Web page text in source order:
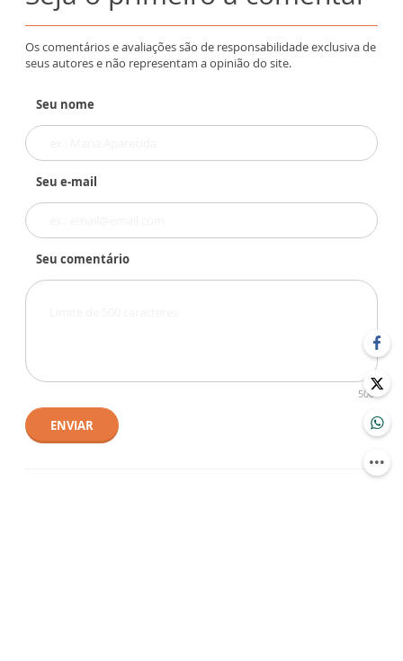
Os comentários e avaliações são de responsabilidade exclusiva de
seus autores e não representam a opinião do site.
Seu nome
Seu e-mail
Seu comentário
500
ENVIAR